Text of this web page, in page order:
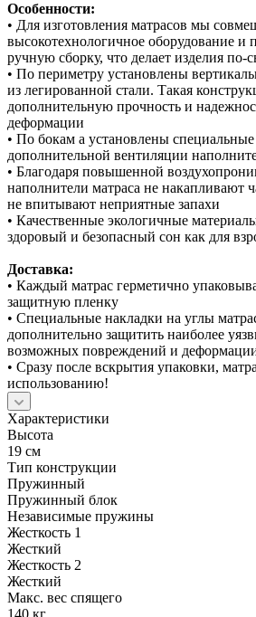
Особенности:
• Для изготовления матрасов мы
высокотехнологичное оборудование и
ручную сборку, что делает изделия
• По периметру установлены
из легированной стали. Такая
дополнительную прочность и
деформации
• По бокам а установлены
дополнительной вентиляции
• Благодаря повышенной
наполнители матраса не накапливают
не впитывают неприятные запахи
• Качественные экологичные
здоровый и безопасный сон как для
Доставка:
• Каждый матрас герметично
защитную пленку
• Специальные накладки на углы
дополнительно защитить наиболее
возможных повреждений и
• Сразу после вскрытия упаковки,
использованию!
Характеристики
Высота
19 см
Тип конструкции
Пружинный
Пружинный блок
Независимые пружины
Жесткость 1
Жесткий
Жесткость 2
Жесткий
Макс. вес спящего